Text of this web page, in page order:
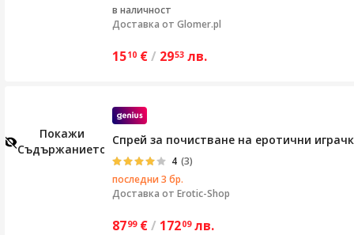
в наличност
Доставка от Glomer.pl
1510 €/ 2953 лв.
Покажи
Съдържанието
Спрей за почистване на еротични
4 (3)
последни 3 бр.
Доставка от Erotic-Shop
8799 €/ 17209 лв.